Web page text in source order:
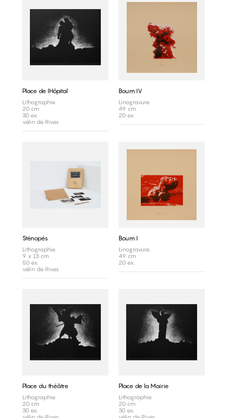
Place de lHôpital
Lithographie
20 cm
30 ex.
vélin de Rives
Boum IV
Linogravure
49 cm
20 ex.
Sténopés
Lithographie
9 x 13 cm
50 ex.
vélin de Rives
Boum I
Linogravure
49 cm
20 ex.
Place du théâtre
Lithographie
20 cm
30 ex.
Place de la Mairie
Lithographie
20 cm
30 ex.